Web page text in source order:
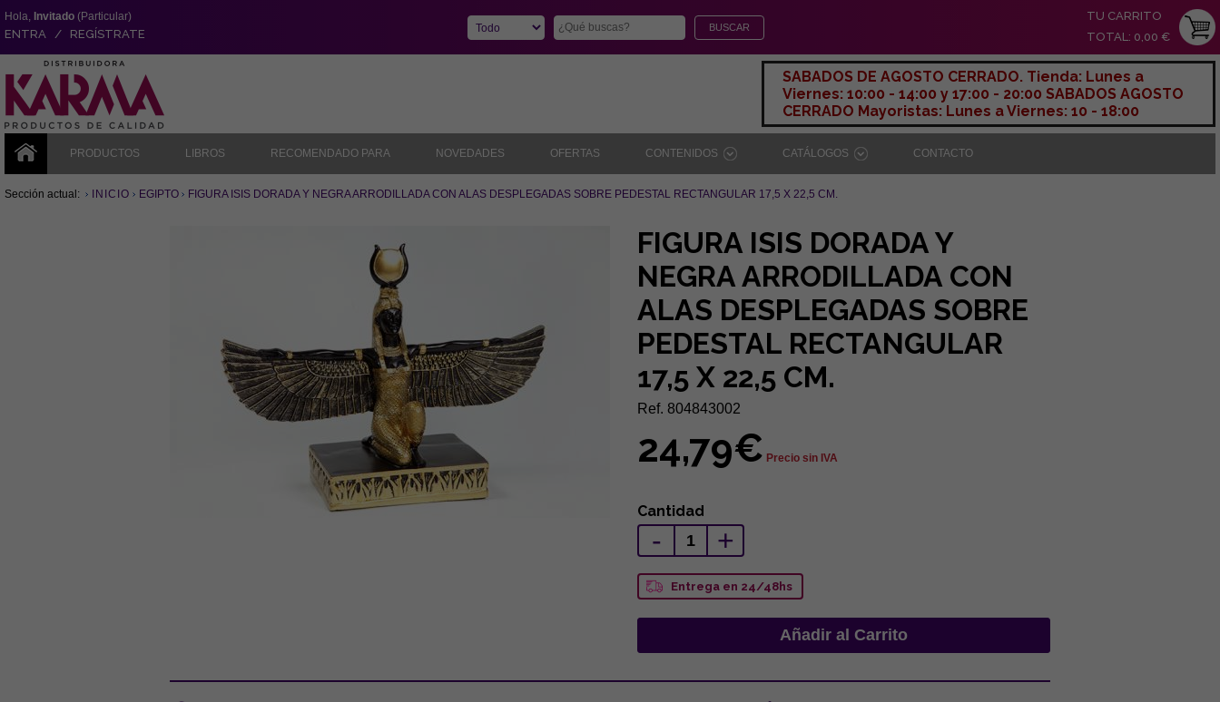
Hola, Invitado (Particular)
ENTRA / REGÍSTRATE
TU CARRITO
TOTAL: 0,00 €
SABADOS DE AGOSTO CERRADO. Tienda: Lunes a
Viernes: 10:00 - 14:00 y 17:00 - 20:00 SABADOS AGOSTO
CERRADO Mayoristas: Lunes a Viernes: 10 - 18:00
PRODUCTOS LIBROS RECOMENDADO PARA NOVEDADES OFERTAS CONTENIDOS CATÁLOGOS CONTACTO
Sección actual: INICIO EGIPTO FIGURA ISIS DORADA Y NEGRA ARRODILLADA CON ALAS DESPLEGADAS SOBRE PEDESTAL RECTANGULAR 17,5 X 22,5 CM.
FIGURA ISIS DORADA Y
NEGRA ARRODILLADA CON
ALAS DESPLEGADAS SOBRE
PEDESTAL RECTANGULAR
17,5 X 22,5 CM.
Ref. 804843002
24,79€ Precio sin IVA
Cantidad
- +
Entrega en 24/48hs